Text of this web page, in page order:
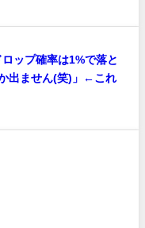
ップ確率は1%で落と
出ません(笑)」←これ